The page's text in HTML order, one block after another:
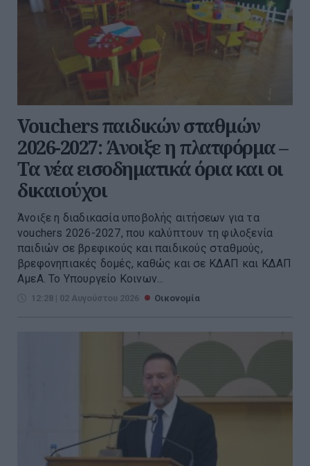
Vouchers παιδικών σταθμών
2026-2027: Άνοιξε η πλατφόρμα –
Τα νέα εισοδηματικά όρια και οι
δικαιούχοι
Άνοιξε η διαδικασία υποβολής αιτήσεων για τα
vouchers 2026-2027, που καλύπτουν τη φιλοξενία
παιδιών σε βρεφικούς και παιδικούς σταθμούς,
βρεφονηπιακές δομές, καθώς και σε ΚΔΑΠ και ΚΔΑΠ
ΑμεΑ. Το Υπουργείο Κοινων...
12:28 | 02 Αυγούστου 2026 Οικονομία